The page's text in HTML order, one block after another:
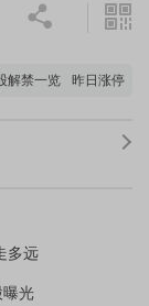
一览 昨日涨停 电力
多远
曝光